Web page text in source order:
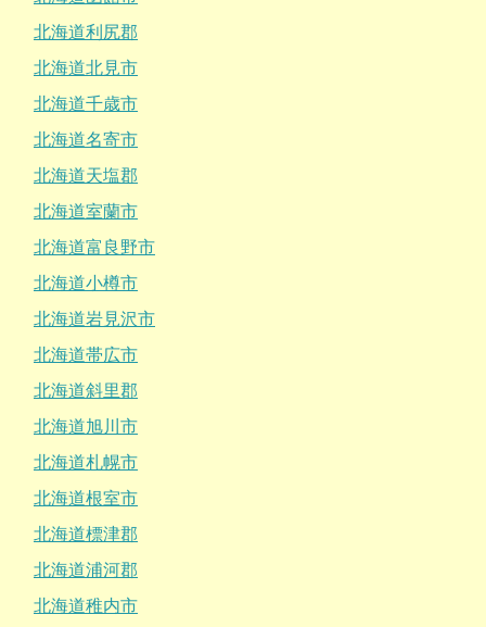
北海道利尻郡
北海道北見市
北海道千歳市
北海道名寄市
北海道天塩郡
北海道室蘭市
北海道富良野市
北海道小樽市
北海道岩見沢市
北海道帯広市
北海道斜里郡
北海道旭川市
北海道札幌市
北海道根室市
北海道標津郡
北海道浦河郡
北海道稚内市